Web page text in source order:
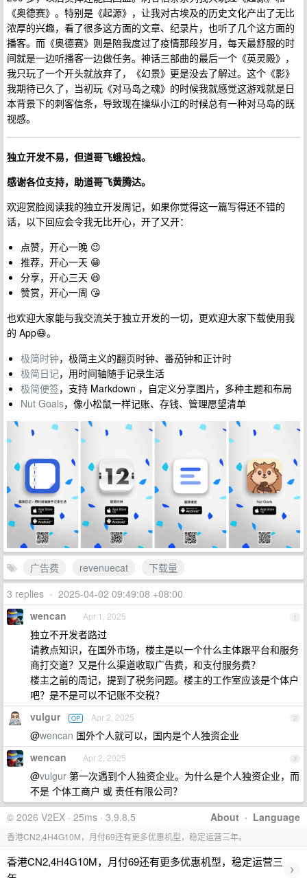
《奥德赛》。特别是《起源》，让我对古埃及的历史文化产出了无比
浓厚的兴趣，看了很多这方面的文章、纪录片，也听了几个这方面的
播客。而《奥德赛》则是陪我度过了疫情那段岁月，每天最舒服的时
间就是一边听播客一边做任务。神话三部曲的最后一个《英灵殿》，
我只玩了一个开头就放弃了，《幻景》更是没去了解过。这个《影》
我期待已久了，当初玩《对马岛之魂》的时候我就感觉这游戏就是日
本背景下的刺客信条，导致现在操纵小江的时候总有一种对马岛的既
视感。
独立开发不易，但道哥飞蛾投烛。
感谢各位支持，助道哥飞黄腾达。
欢迎赏脸阅读我的独立开发周记，如果你觉得这一篇写得还不错的
话，以下回应会令我无比开心，开了又开：
点赞，开心一晚 😉
推荐，开心一天 😁
分享，开心三天 😆
赞赏，开心一周 😘
也欢迎大家能与我交流关于独立开发的一切，更欢迎大家下载使用我
的 App😄。
极简时钟，极简主义的翻页时钟、番茄钟和正计时
极简日记，用时间轴随手记录生活
极简便签，支持 Markdown ，自定义分享图片，多种主题和布局
Nut Goals，像小松鼠一样记账、存钱、管理愿望清单
广告费 revenuecat
下载量
3 replies • 2025-04-02 09:49:08 +08:00
1
wencan Apr 1, 2025
独立不开发者路过
请教点知识，在国外市场，楼主是以一个什么主体跟平台和服务
商打交道？又是什么渠道收取广告费，和支付服务费？
楼主之前的周记，提到了税务问题。楼主的工作室应该是个体户
吧？是不是可以不记账不交税？
2
vulgur OP Apr 2, 2025
@wencan 国外个人就可以，国内是个人独资企业
3
wencan Apr 2, 2025
@vulgur 第一次遇到个人独资企业。为什么是个人独资企业，而
不是 个体工商户 或 责任有限公司？
About · Language
© 2026 V2EX · 25ms · 3.9.8.5
香港CN2,4H4G10M，月付69还有更多优惠机型，稳定运营三年。
香港CN2,4H4G10M，月付69还有更多优惠机型，稳定运营三 ›